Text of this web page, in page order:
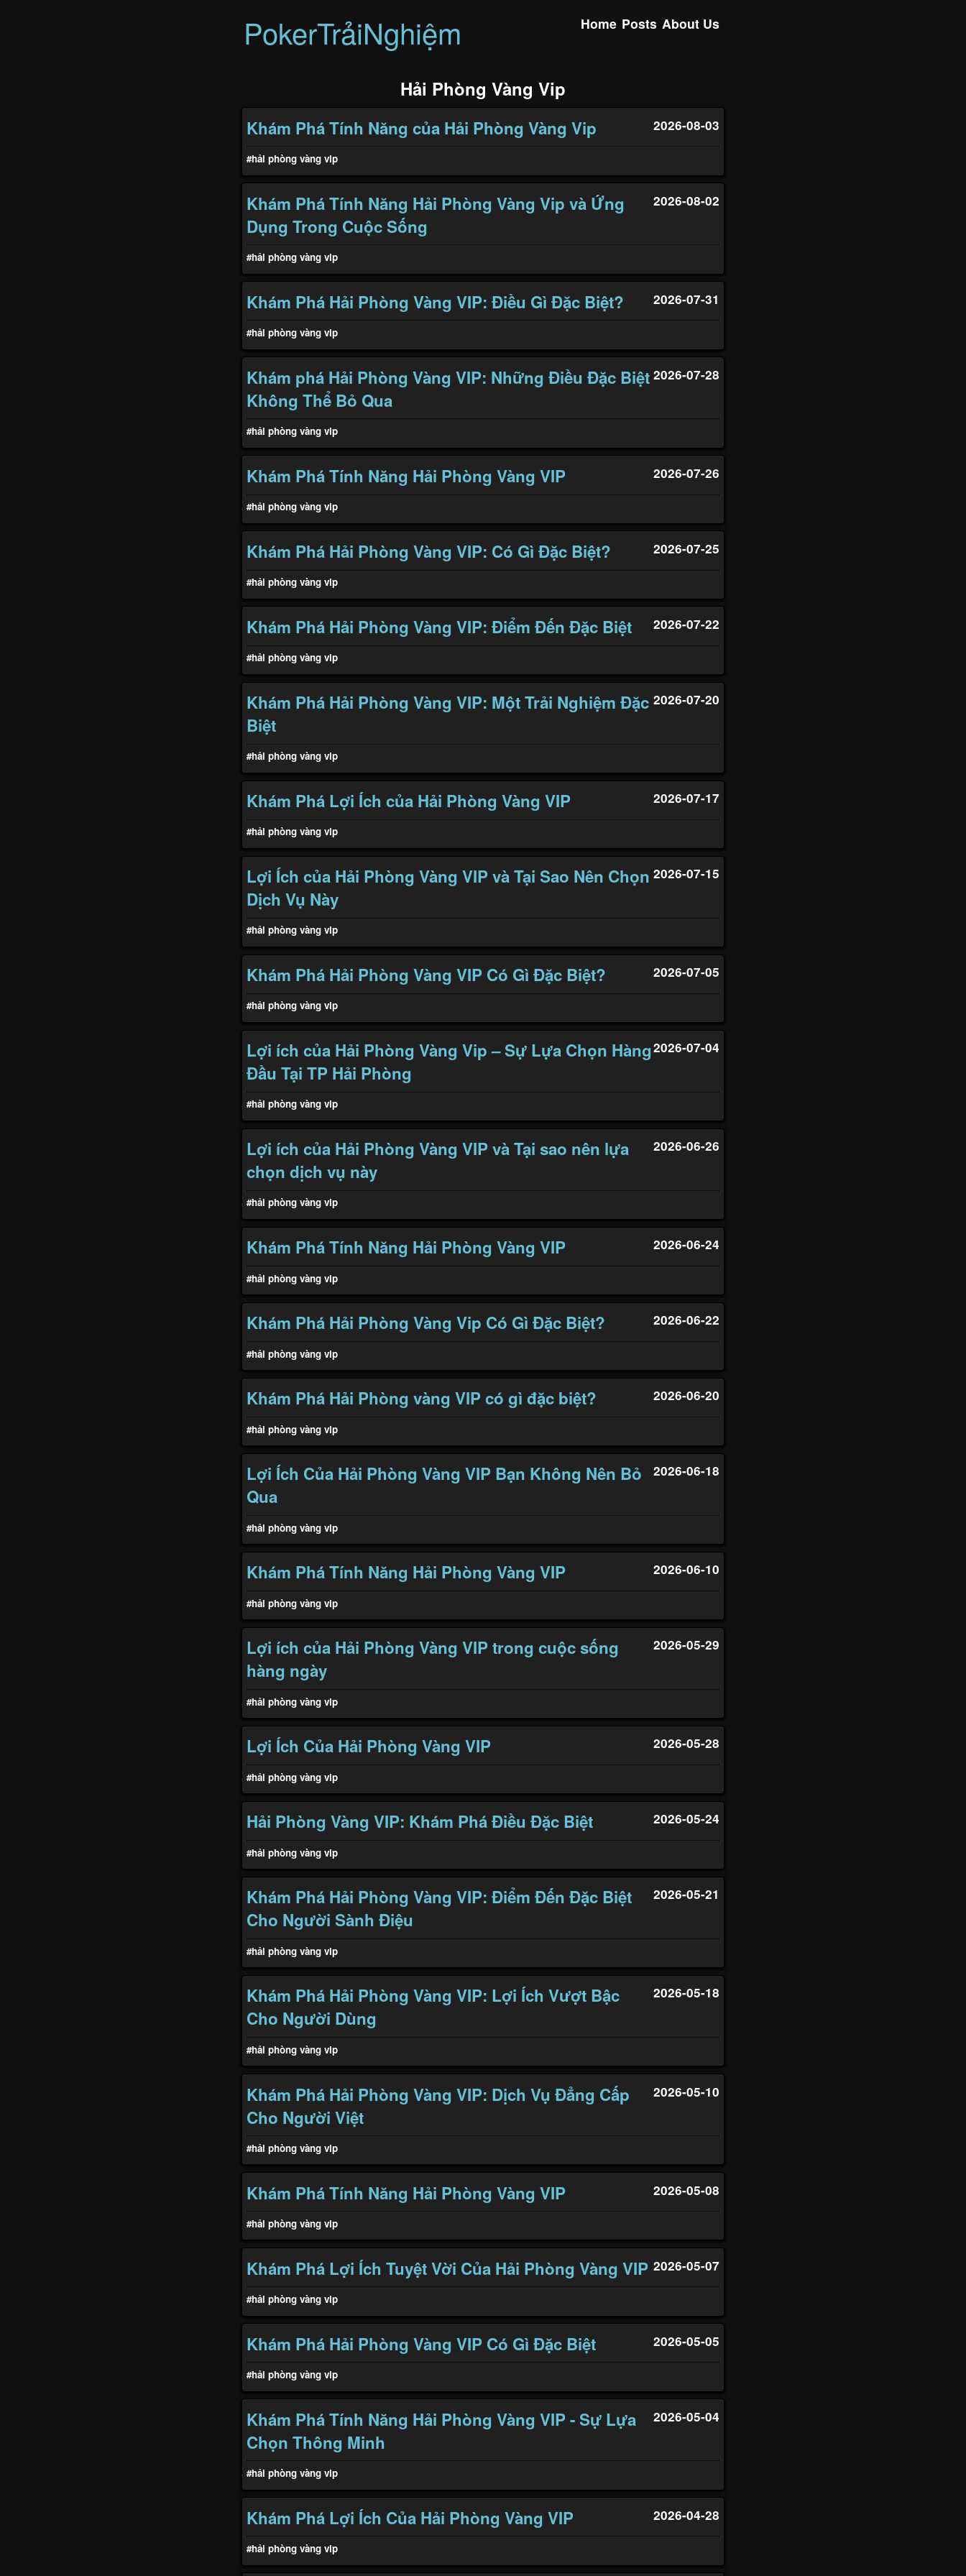
PokerTrảiNghiệm Home Posts About Us
Hải Phòng Vàng Vip
Khám Phá Tính Năng của Hải Phòng Vàng Vip 2026-08-03
#hải phòng vàng vip
Khám Phá Tính Năng Hải Phòng Vàng Vip và Ứng
Dụng Trong Cuộc Sống
2026-08-02
#hải phòng vàng vip
Khám Phá Hải Phòng Vàng VIP: Điều Gì Đặc Biệt? 2026-07-31
#hải phòng vàng vip
Khám phá Hải Phòng Vàng VIP: Những Điều Đặc Biệt
Không Thể Bỏ Qua
2026-07-28
#hải phòng vàng vip
Khám Phá Tính Năng Hải Phòng Vàng VIP 2026-07-26
#hải phòng vàng vip
Khám Phá Hải Phòng Vàng VIP: Có Gì Đặc Biệt? 2026-07-25
#hải phòng vàng vip
Khám Phá Hải Phòng Vàng VIP: Điểm Đến Đặc Biệt 2026-07-22
#hải phòng vàng vip
Khám Phá Hải Phòng Vàng VIP: Một Trải Nghiệm Đặc
Biệt
2026-07-20
#hải phòng vàng vip
Khám Phá Lợi Ích của Hải Phòng Vàng VIP 2026-07-17
#hải phòng vàng vip
Lợi Ích của Hải Phòng Vàng VIP và Tại Sao Nên Chọn
Dịch Vụ Này
2026-07-15
#hải phòng vàng vip
Khám Phá Hải Phòng Vàng VIP Có Gì Đặc Biệt? 2026-07-05
#hải phòng vàng vip
Lợi ích của Hải Phòng Vàng Vip – Sự Lựa Chọn Hàng
Đầu Tại TP Hải Phòng
2026-07-04
#hải phòng vàng vip
Lợi ích của Hải Phòng Vàng VIP và Tại sao nên lựa
chọn dịch vụ này
2026-06-26
#hải phòng vàng vip
Khám Phá Tính Năng Hải Phòng Vàng VIP 2026-06-24
#hải phòng vàng vip
Khám Phá Hải Phòng Vàng Vip Có Gì Đặc Biệt? 2026-06-22
#hải phòng vàng vip
Khám Phá Hải Phòng vàng VIP có gì đặc biệt? 2026-06-20
#hải phòng vàng vip
Lợi Ích Của Hải Phòng Vàng VIP Bạn Không Nên Bỏ
Qua
2026-06-18
#hải phòng vàng vip
Khám Phá Tính Năng Hải Phòng Vàng VIP 2026-06-10
#hải phòng vàng vip
Lợi ích của Hải Phòng Vàng VIP trong cuộc sống
hàng ngày
2026-05-29
#hải phòng vàng vip
Lợi Ích Của Hải Phòng Vàng VIP 2026-05-28
#hải phòng vàng vip
Hải Phòng Vàng VIP: Khám Phá Điều Đặc Biệt 2026-05-24
#hải phòng vàng vip
Khám Phá Hải Phòng Vàng VIP: Điểm Đến Đặc Biệt
Cho Người Sành Điệu
2026-05-21
#hải phòng vàng vip
Khám Phá Hải Phòng Vàng VIP: Lợi Ích Vượt Bậc
Cho Người Dùng
2026-05-18
#hải phòng vàng vip
Khám Phá Hải Phòng Vàng VIP: Dịch Vụ Đẳng Cấp
Cho Người Việt
2026-05-10
#hải phòng vàng vip
Khám Phá Tính Năng Hải Phòng Vàng VIP 2026-05-08
#hải phòng vàng vip
Khám Phá Lợi Ích Tuyệt Vời Của Hải Phòng Vàng VIP 2026-05-07
#hải phòng vàng vip
Khám Phá Hải Phòng Vàng VIP Có Gì Đặc Biệt 2026-05-05
#hải phòng vàng vip
Khám Phá Tính Năng Hải Phòng Vàng VIP - Sự Lựa
Chọn Thông Minh
2026-05-04
#hải phòng vàng vip
Khám Phá Lợi Ích Của Hải Phòng Vàng VIP 2026-04-28
#hải phòng vàng vip